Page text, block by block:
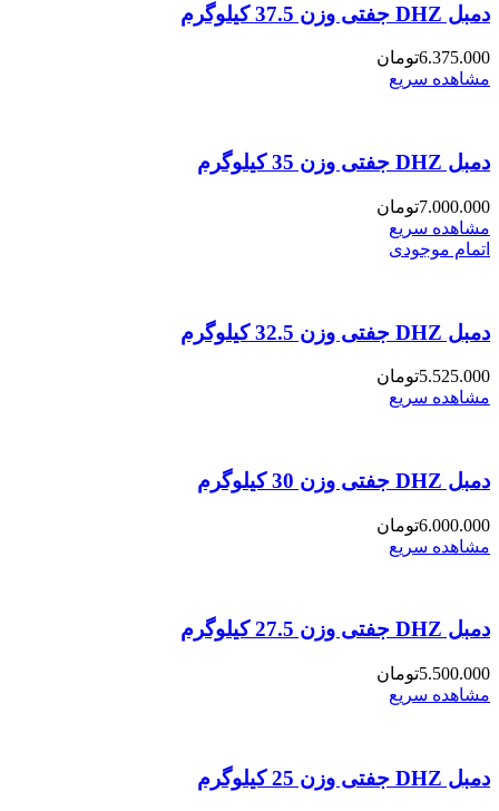
دمبل DHZ جفتی وزن 37.5 کیلوگرم
تومان6.375.000
مشاهده سریع
دمبل DHZ جفتی وزن 35 کیلوگرم
تومان7.000.000
مشاهده سریع
اتمام موجودی
دمبل DHZ جفتی وزن 32.5 کیلوگرم
تومان5.525.000
مشاهده سریع
دمبل DHZ جفتی وزن 30 کیلوگرم
تومان6.000.000
مشاهده سریع
دمبل DHZ جفتی وزن 27.5 کیلوگرم
تومان5.500.000
مشاهده سریع
دمبل DHZ جفتی وزن 25 کیلوگرم